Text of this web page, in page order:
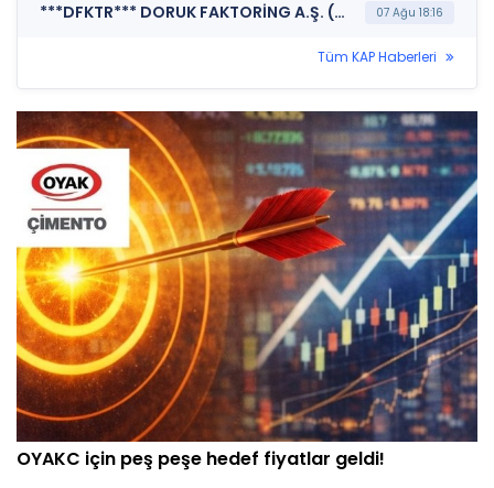
***DFKTR*** DORUK FAKTORİNG A.Ş. (Faaliyet Raporu (Konsolide Olmayan)) 07 Ağu 18:16
Tüm KAP Haberleri
OYAKC için peş peşe hedef fiyatlar geldi!